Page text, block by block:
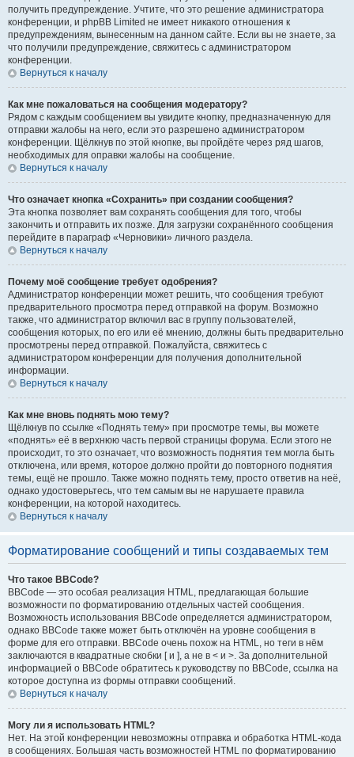
получить предупреждение. Учтите, что это решение администратора
конференции, и phpBB Limited не имеет никакого отношения к
предупреждениям, вынесенным на данном сайте. Если вы не знаете, за
что получили предупреждение, свяжитесь с администратором
конференции.
Вернуться к началу
Как мне пожаловаться на сообщения модератору?
Рядом с каждым сообщением вы увидите кнопку, предназначенную для
отправки жалобы на него, если это разрешено администратором
конференции. Щёлкнув по этой кнопке, вы пройдёте через ряд шагов,
необходимых для оправки жалобы на сообщение.
Вернуться к началу
Что означает кнопка «Сохранить» при создании сообщения?
Эта кнопка позволяет вам сохранять сообщения для того, чтобы
закончить и отправить их позже. Для загрузки сохранённого сообщения
перейдите в параграф «Черновики» личного раздела.
Вернуться к началу
Почему моё сообщение требует одобрения?
Администратор конференции может решить, что сообщения требуют
предварительного просмотра перед отправкой на форум. Возможно
также, что администратор включил вас в группу пользователей,
сообщения которых, по его или её мнению, должны быть предварительно
просмотрены перед отправкой. Пожалуйста, свяжитесь с
администратором конференции для получения дополнительной
информации.
Вернуться к началу
Как мне вновь поднять мою тему?
Щёлкнув по ссылке «Поднять тему» при просмотре темы, вы можете
«поднять» её в верхнюю часть первой страницы форума. Если этого не
происходит, то это означает, что возможность поднятия тем могла быть
отключена, или время, которое должно пройти до повторного поднятия
темы, ещё не прошло. Также можно поднять тему, просто ответив на неё,
однако удостоверьтесь, что тем самым вы не нарушаете правила
конференции, на которой находитесь.
Вернуться к началу
Форматирование сообщений и типы создаваемых тем
Что такое BBCode?
BBCode — это особая реализация HTML, предлагающая большие
возможности по форматированию отдельных частей сообщения.
Возможность использования BBCode определяется администратором,
однако BBCode также может быть отключён на уровне сообщения в
форме для его отправки. BBCode очень похож на HTML, но теги в нём
заключаются в квадратные скобки [ и ], а не в < и >. За дополнительной
информацией о BBCode обратитесь к руководству по BBCode, ссылка на
которое доступна из формы отправки сообщений.
Вернуться к началу
Могу ли я использовать HTML?
Нет. На этой конференции невозможны отправка и обработка HTML-кода
в сообщениях. Большая часть возможностей HTML по форматированию